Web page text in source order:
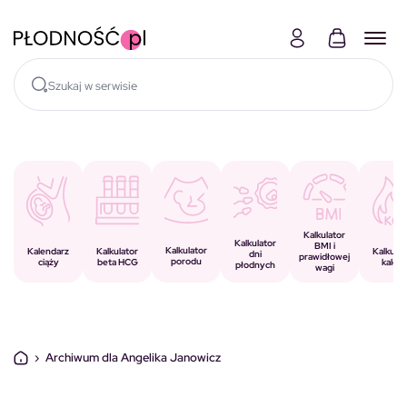
Kalendarz
ciąży
Kalkulator
beta HCG
Kalkulator
porodu
Kalkulator
dni
płodnych
Kalkulator
BMI i
prawidłowej
wagi
kalorii
› Archiwum dla Angelika Janowicz